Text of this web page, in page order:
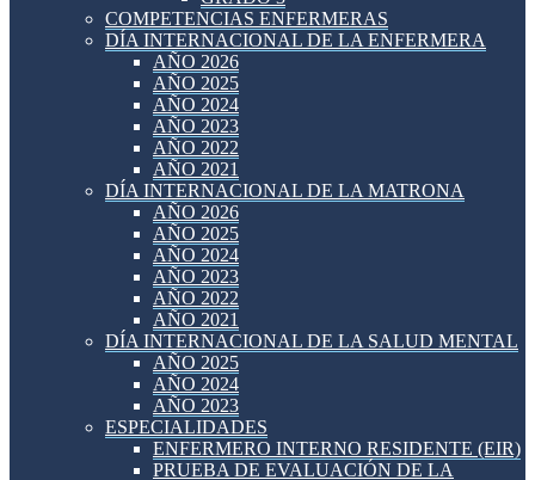
COMPETENCIAS ENFERMERAS
DÍA INTERNACIONAL DE LA ENFERMERA
AÑO 2026
AÑO 2025
AÑO 2024
AÑO 2023
AÑO 2022
AÑO 2021
DÍA INTERNACIONAL DE LA MATRONA
AÑO 2026
AÑO 2025
AÑO 2024
AÑO 2023
AÑO 2022
AÑO 2021
DÍA INTERNACIONAL DE LA SALUD MENTAL
AÑO 2025
AÑO 2024
AÑO 2023
ESPECIALIDADES
ENFERMERO INTERNO RESIDENTE (EIR)
PRUEBA DE EVALUACIÓN DE LA